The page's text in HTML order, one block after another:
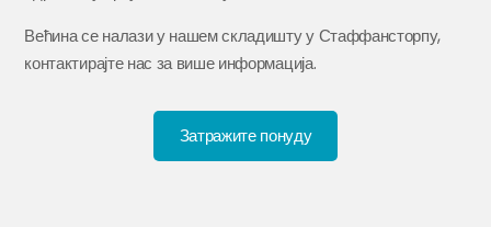
Већина се налази у нашем складишту у Стаффансторпу,
контактирајте нас за више информација.
Затражите понуду